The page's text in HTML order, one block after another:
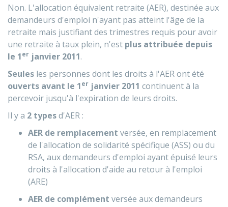
Non. L'allocation équivalent retraite (AER), destinée aux
demandeurs d'emploi n'ayant pas atteint l'âge de la
retraite mais justifiant des trimestres requis pour avoir
une retraite à taux plein, n'est plus attribuée depuis
le 1er janvier 2011.
Seules les personnes dont les droits à l'AER ont été
ouverts avant le 1er janvier 2011 continuent à la
percevoir jusqu'à l'expiration de leurs droits.
Il y a 2 typesd'AER :
AER de remplacement versée, en remplacement
de l'allocation de solidarité spécifique (ASS) ou du
RSA, aux demandeurs d'emploi ayant épuisé leurs
droits à l'allocation d'aide au retour à l'emploi
(ARE)
AER de complément versée aux demandeurs